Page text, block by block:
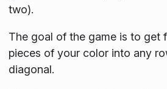
two).
The goal of the game is to get
pieces of your color into any
diagonal.